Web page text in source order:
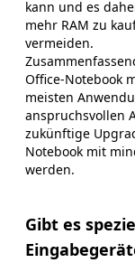
kann und es
mehr RAM zu
vermeiden.
Office-Notebook
meisten
anspruchsvollen
zukünftige
Notebook mit
werden.
Gibt es